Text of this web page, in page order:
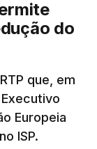
do
que, em
Europeia
ISP.